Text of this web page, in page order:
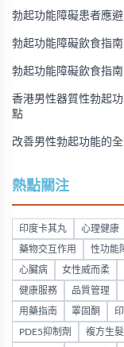
勃起功能障礙患者應
勃起功能障礙飲食指
勃起功能障礙飲食指
香港男性器質性勃起
點
改善男性勃起功能的
熱點關注
印度卡其丸 心理健康
藥物交互作用 性功能
心臟病 女性威而柔
健康服務 品質管理
用藥指南 睪固酮
PDE5抑制劑 複方生髮